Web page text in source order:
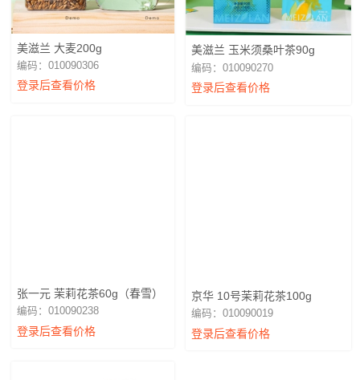
美滋兰 大麦200g
编码：010090306
登录后查看价格
美滋兰 玉米须桑叶茶90g
编码：010090270
登录后查看价格
张一元 茉莉花茶60g（春雪）
编码：010090238
登录后查看价格
京华 10号茉莉花茶100g
编码：010090019
登录后查看价格